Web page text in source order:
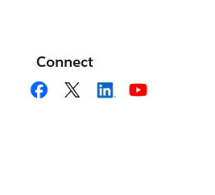
Connect